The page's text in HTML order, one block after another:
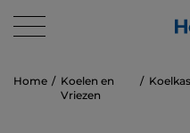
Home
Koelen en
Vriezen